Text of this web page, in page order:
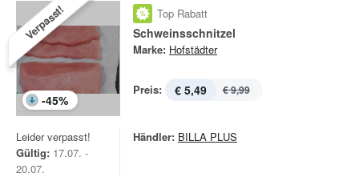
Verpasst!
-45%
Top Rabatt
Schweinsschnitzel
Marke: Hofstädter
Preis: € 5,49 € 9,99
Leider verpasst!
Gültig: 17.07. -
20.07.
Händler: BILLA PLUS